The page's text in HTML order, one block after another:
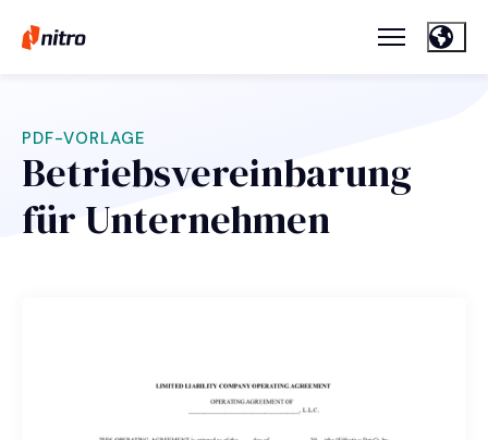
PDF-VORLAGE
Betriebsvereinbarung
für Unternehmen